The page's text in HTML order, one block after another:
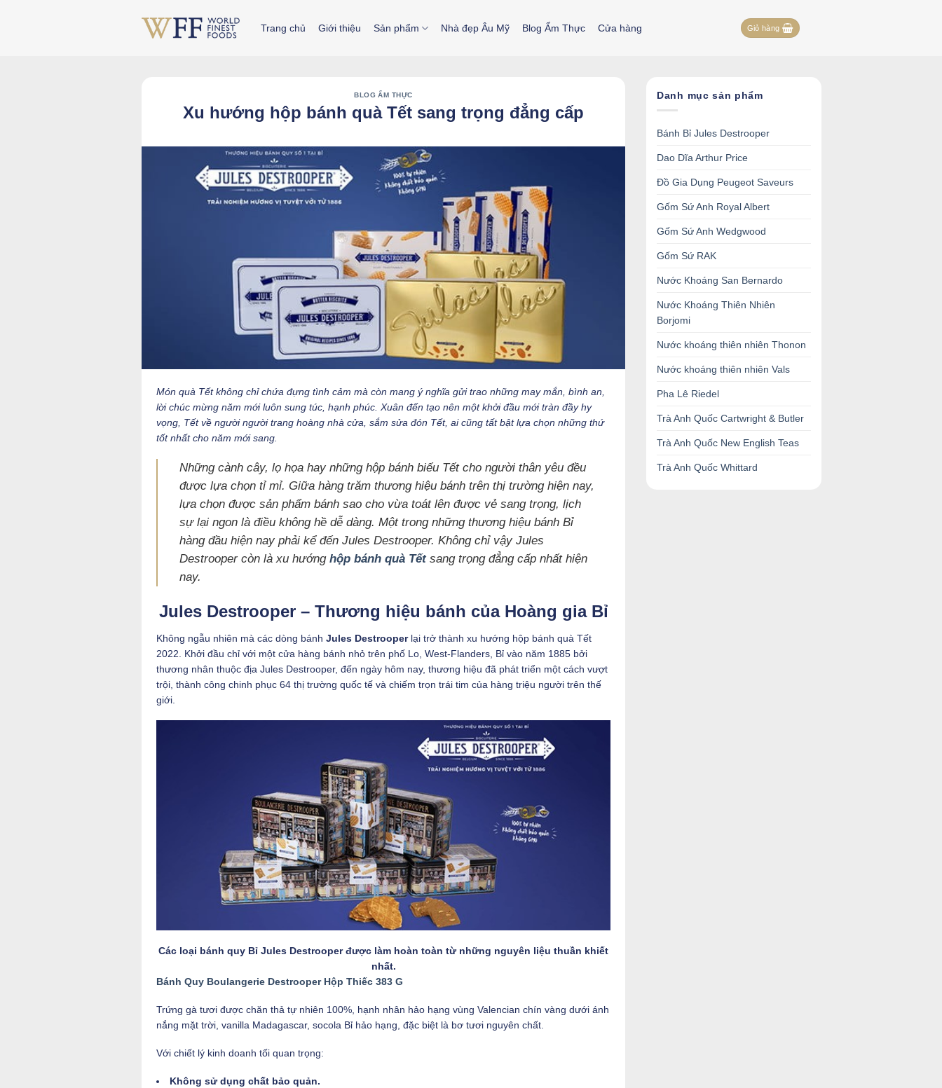
Trang chủ Giới thiệu Sản phẩm Nhà đẹp Âu Mỹ Blog Ẩm Thực Cửa hàng Giỏ hàng
BLOG ẨM THỰC
Xu hướng hộp bánh quà Tết sang trọng đẳng cấp
Món quà Tết không chỉ chứa đựng tình cảm mà còn mang ý nghĩa gửi trao những may mắn, bình an,
lời chúc mừng năm mới luôn sung túc, hạnh phúc. Xuân đến tạo nên một khởi đầu mới tràn đầy hy
vọng, Tết về người người trang hoàng nhà cửa, sắm sửa đón Tết, ai cũng tất bật lựa chọn những thứ
tốt nhất cho năm mới sang.
Những cành cây, lọ họa hay những hộp bánh biếu Tết cho người thân yêu đều
được lựa chọn tỉ mỉ. Giữa hàng trăm thương hiệu bánh trên thị trường hiện nay,
lựa chọn được sản phẩm bánh sao cho vừa toát lên được vẻ sang trọng, lịch
sự lại ngon là điều không hề dễ dàng. Một trong những thương hiệu bánh Bỉ
hàng đầu hiện nay phải kể đến Jules Destrooper. Không chỉ vậy Jules
Destrooper còn là xu hướnghộp bánh quà Tếtsang trọng đẳng cấp nhất hiện
nay.
Jules Destrooper – Thương hiệu bánh của Hoàng gia Bỉ
Không ngẫu nhiên mà các dòng bánh Jules Destrooperlại trở thành xu hướng hộp bánh quà Tết
2022. Khởi đầu chỉ với một cửa hàng bánh nhỏ trên phố Lo, West-Flanders, Bỉ vào năm 1885 bởi
thương nhân thuộc địa Jules Destrooper, đến ngày hôm nay, thương hiệu đã phát triển một cách vượt
trội, thành công chinh phục 64 thị trường quốc tế và chiếm trọn trái tim của hàng triệu người trên thế
giới.
Các loại bánh quy Bỉ Jules Destrooper được làm hoàn toàn từ những nguyên liệu thuần khiết
nhất.
Bánh Quy Boulangerie Destrooper Hộp Thiếc 383 G
Trứng gà tươi được chăn thả tự nhiên 100%, hạnh nhân hảo hạng vùng Valencian chín vàng dưới ánh
nắng mặt trời, vanilla Madagascar, socola Bỉ hảo hạng, đặc biệt là bơ tươi nguyên chất.
Với chiết lý kinh doanh tối quan trọng:
Không sử dụng chất bảo quản.
Danh mục sản phẩm
Bánh Bỉ Jules Destrooper
Dao Dĩa Arthur Price
Đồ Gia Dụng Peugeot Saveurs
Gốm Sứ Anh Royal Albert
Gốm Sứ Anh Wedgwood
Gốm Sứ RAK
Nước Khoáng San Bernardo
Nước Khoáng Thiên Nhiên
Borjomi
Nước khoáng thiên nhiên Thonon
Nước khoáng thiên nhiên Vals
Pha Lê Riedel
Trà Anh Quốc Cartwright & Butler
Trà Anh Quốc New English Teas
Trà Anh Quốc Whittard